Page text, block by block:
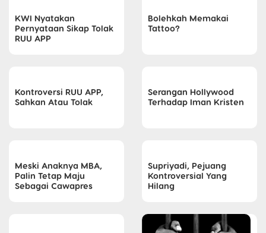
KWI Nyatakan
Pernyataan Sikap Tolak
RUU APP
Bolehkah Memakai
Tattoo?
Kontroversi RUU APP,
Sahkan Atau Tolak
Serangan Hollywood
Terhadap Iman Kristen
Meski Anaknya MBA,
Palin Tetap Maju
Sebagai Cawapres
Supriyadi, Pejuang
Kontroversial Yang
Hilang